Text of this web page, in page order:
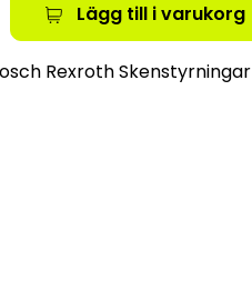
Lägg till i varukorg
Rexroth Skenstyrningar